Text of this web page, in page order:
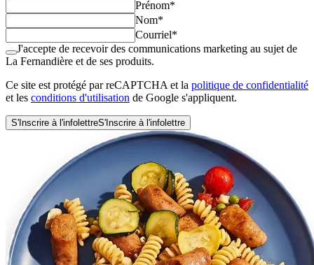
Prénom*
Nom*
Courriel*
J'accepte de recevoir des communications marketing au sujet de
La Fernandière et de ses produits.
Ce site est protégé par reCAPTCHA et la politique de confidentialité
et les conditions d'utilisation de Google s'appliquent.
S'Inscrire à l'infolettreS'Inscrire à l'infolettre